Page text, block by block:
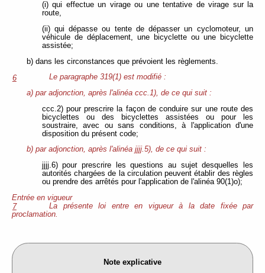
(i) qui effectue un virage ou une tentative de virage sur la
route,
(ii) qui dépasse ou tente de dépasser un cyclomoteur, un
véhicule de déplacement, une bicyclette ou une bicyclette
assistée;
b) dans les circonstances que prévoient les règlements.
6
Le paragraphe 319(1) est modifié :
a) par adjonction, après l'alinéa ccc.1), de ce qui suit :
ccc.2) pour prescrire la façon de conduire sur une route des
bicyclettes ou des bicyclettes assistées ou pour les
soustraire, avec ou sans conditions, à l'application d'une
disposition du présent code;
b) par adjonction, après l'alinéa jjjj.5), de ce qui suit :
jjjj.6) pour prescrire les questions au sujet desquelles les
autorités chargées de la circulation peuvent établir des règles
ou prendre des arrêtés pour l'application de l'alinéa 90(1)o);
Entrée en vigueur
7
La présente loi entre en vigueur à la date fixée par
proclamation.
Note explicative